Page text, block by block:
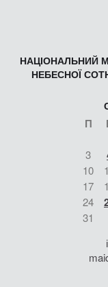
НАЦІОНАЛЬНИЙ
НЕБЕСНОЇ
П
3
10
17
24
31